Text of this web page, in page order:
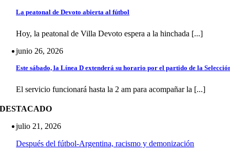
La peatonal de Devoto abierta al fútbol
Hoy, la peatonal de Villa Devoto espera a la hinchada [...]
junio 26, 2026
Este sábado, la Línea D extenderá su horario por el partido de la
El servicio funcionará hasta la 2 am para acompañar la [...]
DESTACADO
julio 21, 2026
Después del fútbol-Argentina, racismo y demonización